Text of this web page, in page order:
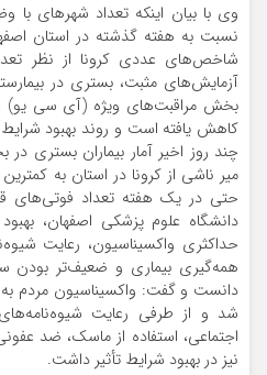
وی با بیان اینکه تعداد شهرهای
نسبت به هفته گذشته در استان
شاخص‌های عددی کرونا از نظر
آزمایش‌های مثبت، بستری در
بخش مراقبت‌های ویژه (آی سی یو)
کاهش یافته است و روند بهبود شرایط
چند روز اخیر آمار بیماران بستری
میر ناشی از کرونا در استان به
حتی در یک هفته تعداد فوتی‌های
دانشگاه علوم پزشکی اصفهان،
حداکثری واکسیناسیون، رعایت
همه‌گیری بیماری و ضعیف‌تر بودن
دانست و گفت: واکسیناسیون مردم به
شد و از طرفی رعایت
اجتماعی، استفاده از ماسک، ضد
نیز در بهبود شرایط تأثیر داشت.